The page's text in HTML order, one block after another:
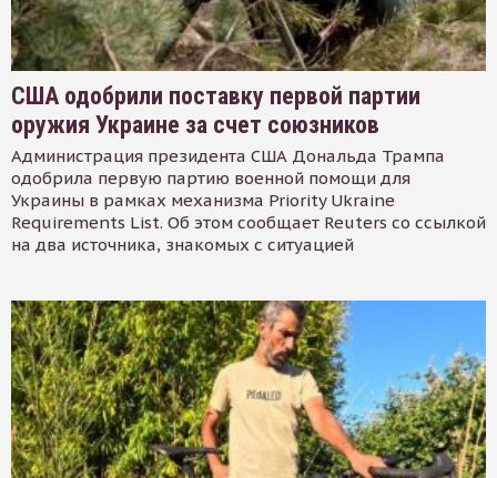
США одобрили поставку первой партии
оружия Украине за счет союзников
Администрация президента США Дональда Трампа
одобрила первую партию военной помощи для
Украины в рамках механизма Priority Ukraine
Requirements List. Об этом сообщает Reuters со ссылкой
на два источника, знакомых с ситуацией